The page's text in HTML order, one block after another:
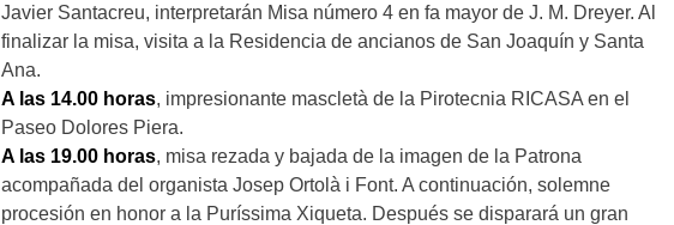
Javier Santacreu, interpretarán Misa número 4 en fa mayor de J. M. Dreyer. Al
finalizar la misa, visita a la Residencia de ancianos de San Joaquín y Santa
Ana.
A las 14.00 horas, impresionante mascletà de la Pirotecnia RICASA en el
Paseo Dolores Piera.
A las 19.00 horas, misa rezada y bajada de la imagen de la Patrona
acompañada del organista Josep Ortolà i Font. A continuación, solemne
procesión en honor a la Puríssima Xiqueta. Después se disparará un gran